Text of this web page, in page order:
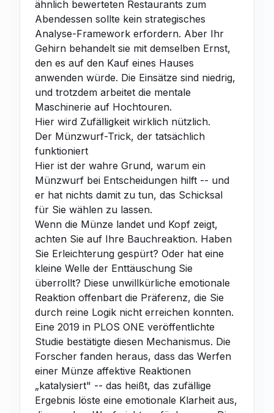
ähnlich bewerteten Restaurants zum
Abendessen sollte kein strategisches
Analyse-Framework erfordern. Aber Ihr
Gehirn behandelt sie mit demselben Ernst,
den es auf den Kauf eines Hauses
anwenden würde. Die Einsätze sind niedrig,
und trotzdem arbeitet die mentale
Maschinerie auf Hochtouren.
Hier wird Zufälligkeit wirklich nützlich.
Der Münzwurf-Trick, der tatsächlich
funktioniert
Hier ist der wahre Grund, warum ein
Münzwurf bei Entscheidungen hilft -- und
er hat nichts damit zu tun, das Schicksal
für Sie wählen zu lassen.
Wenn die Münze landet und Kopf zeigt,
achten Sie auf Ihre Bauchreaktion. Haben
Sie Erleichterung gespürt? Oder hat eine
kleine Welle der Enttäuschung Sie
überrollt? Diese unwillkürliche emotionale
Reaktion offenbart die Präferenz, die Sie
durch reine Logik nicht erreichen konnten.
Eine 2019 in PLOS ONE veröffentlichte
Studie bestätigte diesen Mechanismus. Die
Forscher fanden heraus, dass das Werfen
einer Münze affektive Reaktionen
„katalysiert" -- das heißt, das zufällige
Ergebnis löste eine emotionale Klarheit aus,